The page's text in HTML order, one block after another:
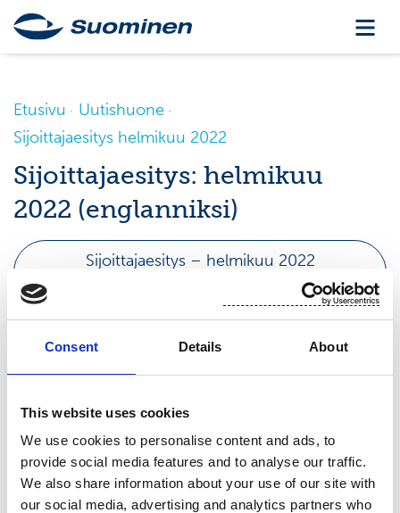
Consent Details About
This website uses cookies
We use cookies to personalise content and ads, to
provide social media features and to analyse our traffic.
We also share information about your use of our site with
our social media, advertising and analytics partners who
Etusivu
Uutishuone
Sijoittajaesitys helmikuu 2022
Sijoittajaesitys: helmikuu
2022 (englanniksi)
Sijoittajaesitys – helmikuu 2022